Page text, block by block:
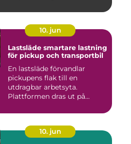
10. jun
Lastsläde smartare lastning
för pickup och transportbil
En lastsläde förvandlar
pickupens flak till en
utdragbar arbetsyta.
Plattformen dras ut på
10. jun